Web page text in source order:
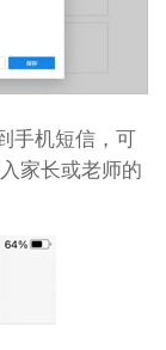
机短信，可
家长或老师的